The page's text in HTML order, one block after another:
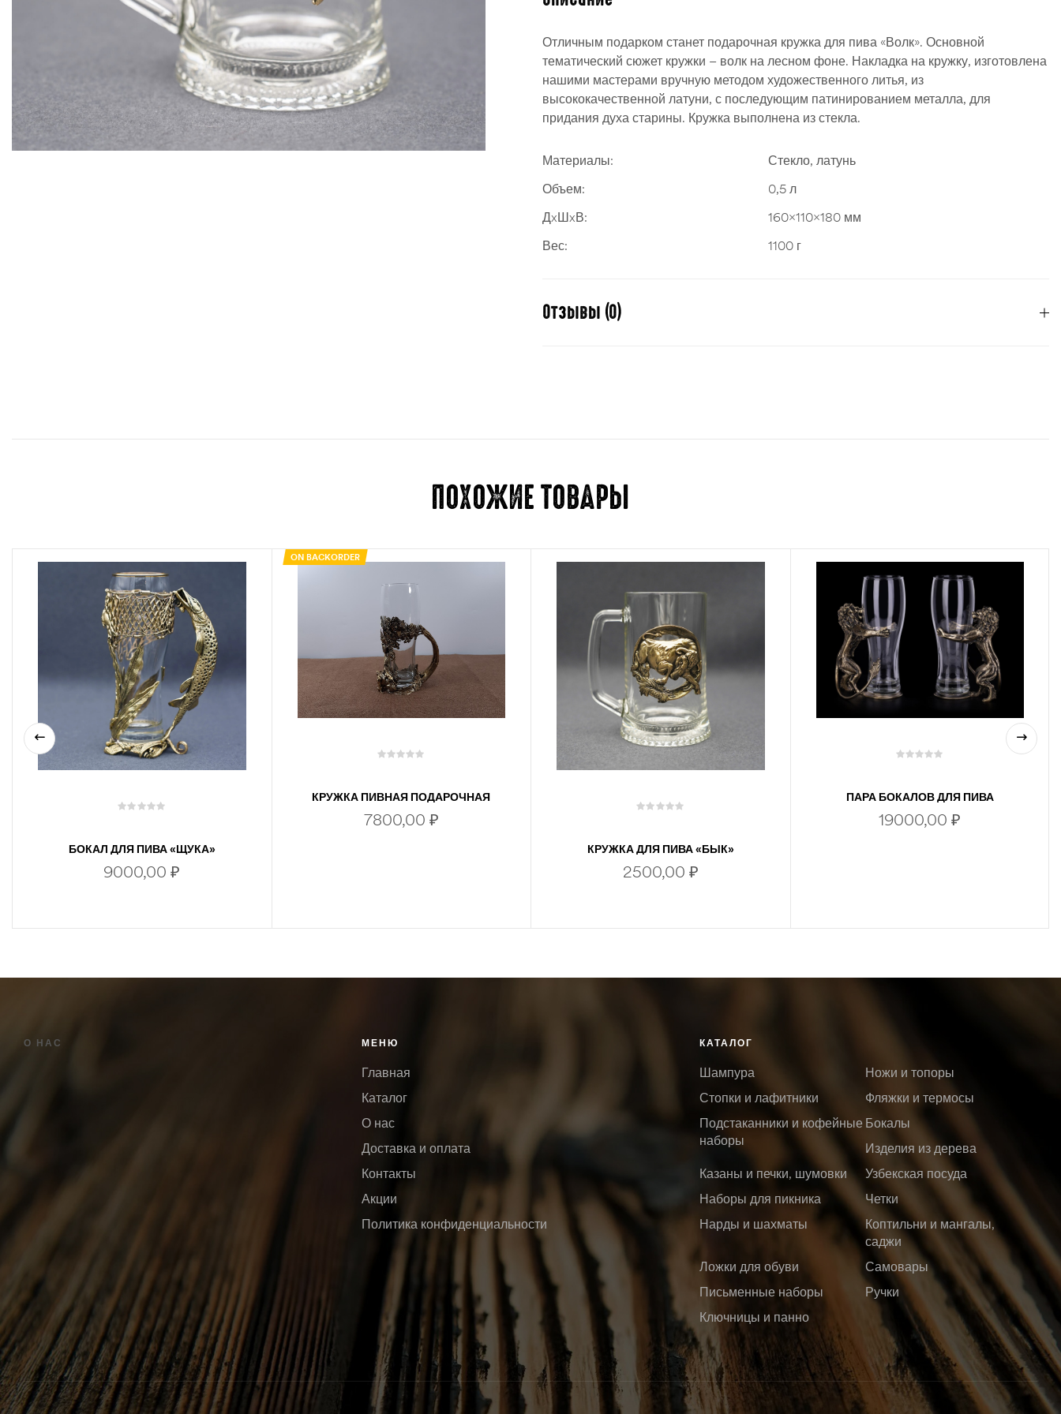
Отличным подарком станет подарочная кружка для пива «Волк». Основной
тематический сюжет кружки – волк на лесном фоне. Накладка на кружку, изготовлена
нашими мастерами вручную методом художественного литья, из
высококачественной латуни, с последующим патинированием металла, для
придания духа старины. Кружка выполнена из стекла.
Материалы:
Стекло, латунь
Объем:
0,5 л
ДxШxВ:
160x110x180 мм
Вес:
1100 г
Отзывы (0)
ПОХОЖИЕ ТОВАРЫ
БОКАЛ ДЛЯ ПИВА «ЩУКА»
9000,00₽
ON BACKORDER
КРУЖКА ПИВНАЯ ПОДАРОЧНАЯ
«ОХОТА НА КАБАНА»
7800,00 ₽
КРУЖКА ДЛЯ ПИВА «БЫК»
2500,00 ₽
ПАРА БОКАЛОВ ДЛЯ ПИВА
МОГУЧИЙ ЛЕВ В ШКАТУЛКЕ
19000,00₽
О НАС МЕНЮ
Главная
Каталог
О нас
Доставка и оплата
Контакты
Акции
Политика конфиденциальности
КАТАЛОГ
Шампура
Ножи и топоры
Стопки и лафитники
Фляжки и термосы
Подстаканники и кофейные
наборы
Бокалы
Изделия из дерева
Казаны и печки, шумовки
Узбекская посуда
Наборы для пикника
Четки
Нарды и шахматы
Коптильни и мангалы,
саджи
Ложки для обуви
Самовары
Письменные наборы
Ручки
Ключницы и панно